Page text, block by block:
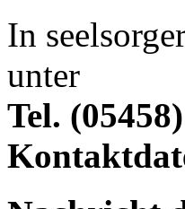
In
unter
Tel.